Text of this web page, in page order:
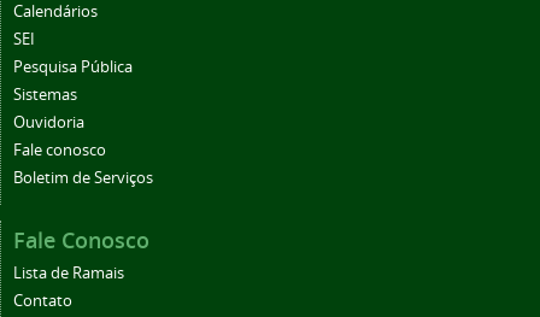
Calendários
SEI
Pesquisa Pública
Sistemas
Ouvidoria
Fale conosco
Boletim de Serviços
Fale Conosco
Lista de Ramais
Contato